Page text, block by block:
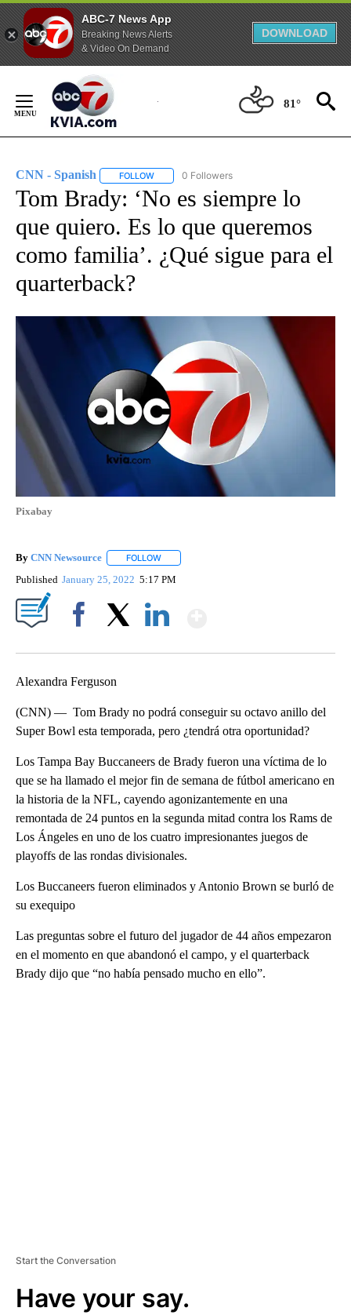
ABC-7 News App
Breaking News Alerts
& Video On Demand
DOWNLOAD
Content
81°
CNN - Spanish FOLLOW FOLLOW "CNN - SPANISH" TO RECEIVE
0 Followers
Tom Brady: ‘No es siempre lo
que quiero. Es lo que queremos
como familia’. ¿Qué sigue para el
quarterback?
Pixabay
By CNN Newsource FOLLOW
Published January 25, 2022 5:17 PM
Alexandra Ferguson
(CNN) — Tom Brady no podrá conseguir su octavo anillo del
Super Bowl esta temporada, pero ¿tendrá otra oportunidad?
Los Tampa Bay Buccaneers de Brady fueron una víctima de lo
que se ha llamado el mejor fin de semana de fútbol americano en
la historia de la NFL, cayendo agonizantemente en una
remontada de 24 puntos en la segunda mitad contra los Rams de
Los Ángeles en uno de los cuatro impresionantes juegos de
playoffs de las rondas divisionales.
Los Buccaneers fueron eliminados y Antonio Brown se burló de
su exequipo
Las preguntas sobre el futuro del jugador de 44 años empezaron
en el momento en que abandonó el campo, y el quarterback
Brady dijo que “no había pensado mucho en ello”.
Start the Conversation
Have your say.